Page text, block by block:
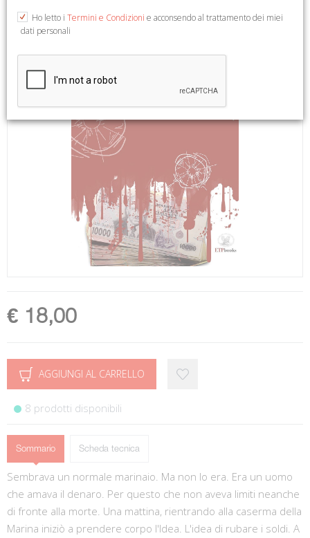
€ 18,00
AGGIUNGI AL CARRELLO
8 prodotti disponibili
Sommario Scheda tecnica
Sembrava un normale marinaio. Ma non lo era. Era un uomo
che amava il denaro. Per questo che non aveva limiti neanche
di fronte alla morte. Una mattina, rientrando alla caserma della
Marina iniziò a prendere corpo l'Idea. L'idea di rubare i soldi. A
Ho letto i Termini e Condizioni e acconsendo al trattamento dei miei
dati personali